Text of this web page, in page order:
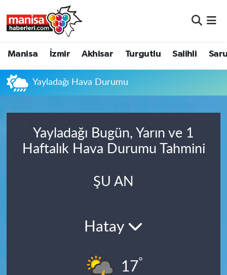
Manisa İzmir Akhisar Turgutlu Salihli
Yayladağı Hava Durumu
Yayladağı Bugün, Yarın ve 1
Haftalık Hava Durumu Tahmini
ŞU AN
Hatay
17°
Akhisar
Turgutlu
Salihli
Manisa Nöbetçi Eczaneler
Manisa Namaz Vakitleri
Manisa Trafik Yoğunluk Haritası
Süper Lig Puan Durumu ve Fikstür